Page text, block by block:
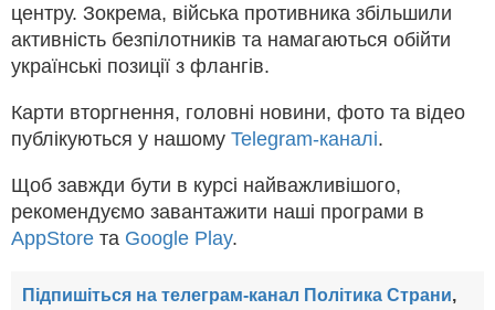
центру. Зокрема, війська противника збільшили
активність безпілотників та намагаються обійти
українські позиції з флангів.
Карти вторгнення, головні новини, фото та відео
публікуються у нашому Telegram-каналі.
Щоб завжди бути в курсі найважливішого,
рекомендуємо завантажити наші програми в
AppStore та Google Play.
Підпишіться на телеграм-канал Політика Страни,